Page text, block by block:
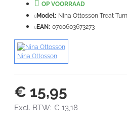
VERDER
€ 15,95
Excl. BTW: € 13,18
OP VOORRAAD
Model: Nina Ottosson Treat
EAN: 0700603673273
Nina Ottosson